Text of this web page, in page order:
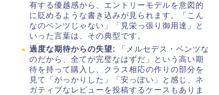
有する優越感から、エントリーモデルを意図的
に貶めるような書き込みが見られます。「こん
なのベンツじゃない」「見栄っ張り御用達」と
いった言葉は、その典型です。
過度な期待からの失望:
「メルセデス・ベンツな
のだから、全てが完璧なはずだ」という高い期
待を持って購入し、クラス相応の作りの部分を
見て「がっかりした」「安っぽい」と感じ、ネ
ガティブなレビューを投稿するケースもありま